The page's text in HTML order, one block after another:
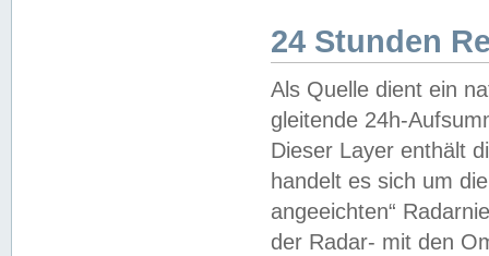
24 Stunden
Als Quelle dient ein
gleitende 24h-
Dieser Layer enthält
handelt es sich um
angeeichten“
der Radar- mit den